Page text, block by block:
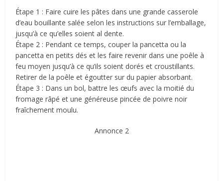
Étape 1 : Faire cuire les pâtes dans une grande casserole
d’eau bouillante salée selon les instructions sur l’emballage,
jusqu’à ce qu’elles soient al dente.
Étape 2 : Pendant ce temps, couper la pancetta ou la
pancetta en petits dés et les faire revenir dans une poêle à
feu moyen jusqu’à ce qu’ils soient dorés et croustillants.
Retirer de la poêle et égoutter sur du papier absorbant.
Étape 3 : Dans un bol, battre les œufs avec la moitié du
fromage râpé et une généreuse pincée de poivre noir
fraîchement moulu.
Annonce 2